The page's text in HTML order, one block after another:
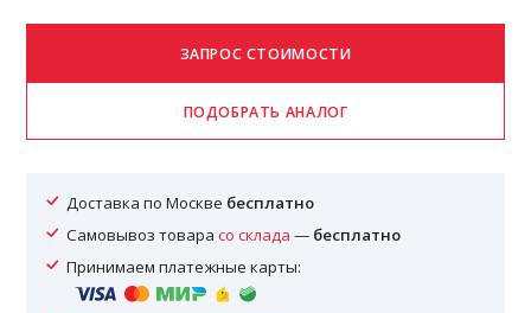
Доставка по Москве бесплатно
Самовывоз товарасо склада — бесплатно
Принимаем платежные карты: